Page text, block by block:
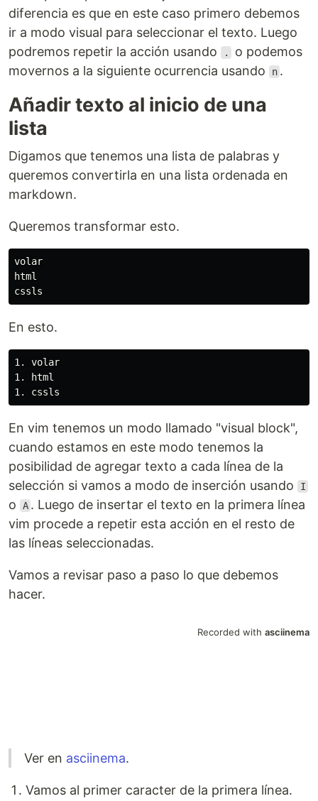
diferencia es que en este caso primero debemos
ir a modo visual para seleccionar el texto. Luego
podremos repetir la acción usando
.
o podemos
movernos a la siguiente ocurrencia usando
n .
Añadir texto al inicio de una
lista
Digamos que tenemos una lista de palabras y
queremos convertirla en una lista ordenada en
markdown.
Queremos transformar esto.
volar
html
En esto.
1. volar
1. html
En vim tenemos un modo llamado "visual block",
cuando estamos en este modo tenemos la
posibilidad de agregar texto a cada línea de la
selección si vamos a modo de inserción usando
I
o A . Luego de insertar el texto en la primera línea
vim procede a repetir esta acción en el resto de
las líneas seleccionadas.
Vamos a revisar paso a paso lo que debemos
hacer.
Ver en asciinema.
Vamos al primer caracter de la primera línea.